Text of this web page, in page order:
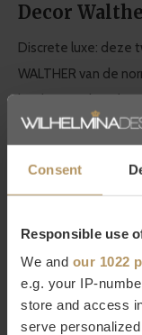
Consent
Responsible use
We and our 1022
e.g. your IP-
store and access
serve
Decor
Discrete luxe: deze
WALTHER van de
kwaliteit en het
voor hoogwaardige
Het Duitse topmerk
ingericht te worden
kwaliteit. Je ziet het,
Bestel